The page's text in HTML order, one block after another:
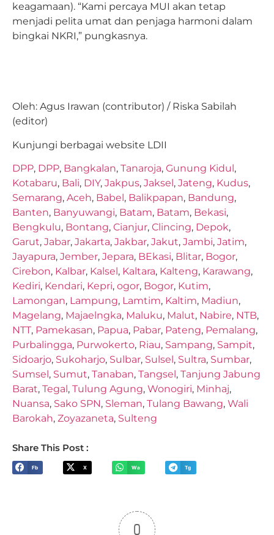
keagamaan). “Kami percaya MUI akan tetap
menjadi pelita umat dan penjaga harmoni dalam
bingkai NKRI,” pungkasnya.
Oleh: Agus Irawan (contributor) / Riska Sabilah
(editor)
Kunjungi berbagai website LDII
DPP, DPP, Bangkalan, Tanaroja, Gunung Kidul ,
Kotabaru, Bali, DIY, Jakpus, Jaksel , Jateng, Kudus,
Semarang, Aceh, Babel , Balikpapan, Bandung,
Banten, Banyuwangi, Batam, Batam, Bekasi,
Bengkulu, Bontang, Cianjur, Clincing, Depok,
Garut, Jabar, Jakarta, Jakbar, Jakut, Jambi, Jatim,
Jayapura, Jember, Jepara, BEkasi, Blitar, Bogor,
Cirebon, Kalbar, Kalsel , Kaltara, Kalteng, Karawang,
Kediri, Kendari, Kepri, ogor, Bogor, Kutim,
Lamongan, Lampung, Lamtim, Kaltim, Madiun,
Magelang, Majaelngka, Maluku, Malut, Nabire, NTB,
NTT, Pamekasan, Papua, Pabar, Pateng, Pemalang,
Purbalingga, Purwokerto, Riau, Sampang, Sampit,
Sidoarjo, Sukoharjo, Sulbar, Sulsel , Sultra, Sumbar,
Sumsel , Sumut, Tanaban, Tangsel , Tanjung Jabung
Barat, Tegal , Tulung Agung, Wonogiri, Minhaj,
Nuansa, Sako SPN, Sleman, Tulang Bawang, Wali
Barokah, Zoyazaneta, Sulteng
Share This Post :
Fb X Wa Tg
0